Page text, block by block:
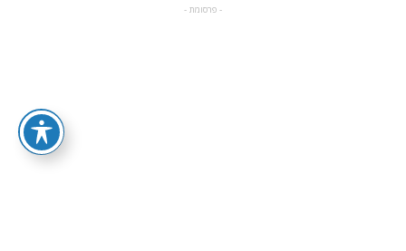
- פרסומת -